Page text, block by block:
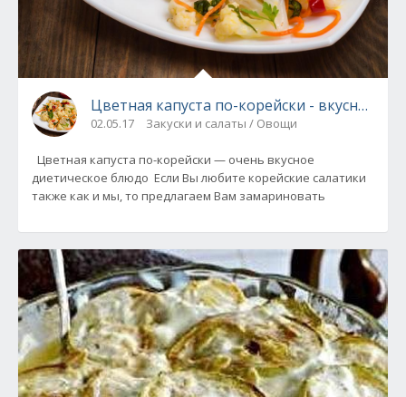
Цветная капуста по-корейски - вкусное
02.05.17 Закуски и салаты / Овощи
Цветная капуста по-корейски — очень вкусное
диетическое блюдо Если Вы любите корейские салатики
также как и мы, то предлагаем Вам замариновать